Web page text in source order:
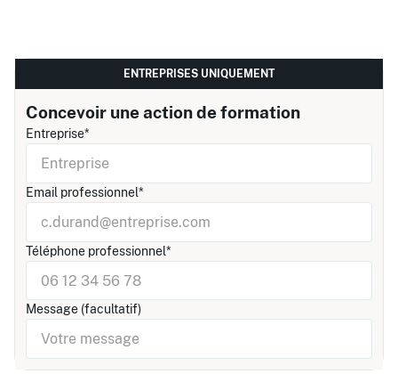
ENTREPRISES UNIQUEMENT
Concevoir une action de formation
Entreprise*
Email professionnel*
Téléphone professionnel*
Message (facultatif)